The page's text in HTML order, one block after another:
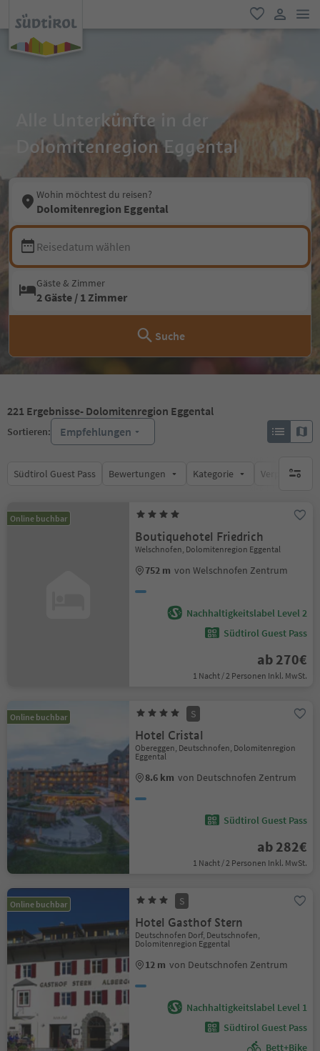
favorit
user link
Alle Unterkünfte in der
Dolomitenregion Eggental
Wohin möchtest du reisen?
Dolomitenregion Eggental
Reisedatum wählen
Gäste & Zimmer
2 Gäste / 1 Zimmer
Suche
221 Ergebnisse- Dolomitenregion Eggental
Sortieren: Empfehlungen
Südtirol Guest Pass Bewertungen Kategorie keine
Online buchbar
Boutiquehotel Friedrich
Welschnofen, Dolomitenregion Eggental
752 m von Welschnofen Zentrum
Nachhaltigkeitslabel Level 2
Südtirol Guest Pass
ab 270€
1 Nacht / 2 Personen Inkl. MwSt.
Online buchbar S
Hotel Cristal
Obereggen, Deutschnofen, Dolomitenregion
Eggental
8.6 km von Deutschnofen Zentrum
Südtirol Guest Pass
ab 282€
1 Nacht / 2 Personen Inkl. MwSt.
Online buchbar S
Hotel Gasthof Stern
Deutschnofen Dorf, Deutschnofen,
Dolomitenregion Eggental
12 m von Deutschnofen Zentrum
Nachhaltigkeitslabel Level 1
Südtirol Guest Pass
Bett+Bike